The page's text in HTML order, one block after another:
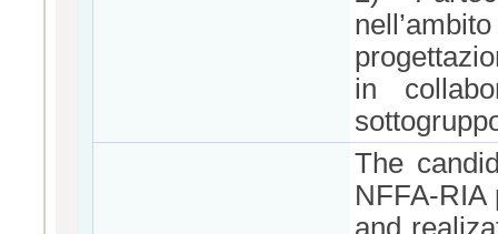
in
The
NFFA-RIA
and